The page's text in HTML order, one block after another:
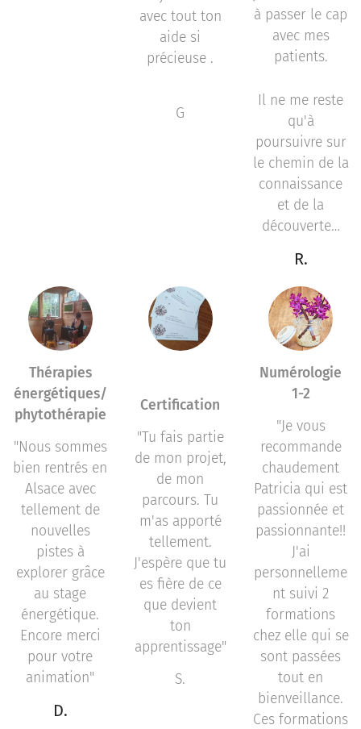
avec tout ton
aide si
précieuse .
G
à passer le cap
avec mes
patients.
Il ne me reste
qu'à
poursuivre sur
le chemin de la
connaissance
et de la
découverte…
R.
Thérapies
énergétiques/
phytothérapie
"Nous sommes
bien rentrés en
Alsace avec
tellement de
nouvelles
pistes à
explorer grâce
au stage
énergétique.
Encore merci
pour votre
animation"
D.
Certification
"Tu fais partie
de mon projet,
de mon
parcours. Tu
m'as apporté
tellement.
J'espère que tu
es fière de ce
que devient
ton
apprentissage"
S.
Numérologie
1-2
"Je vous
recommande
chaudement
Patricia qui est
passionnée et
passionnante!!
J'ai
personnelleme
nt suivi 2
formations
chez elle qui se
sont passées
tout en
bienveillance.
Ces formations